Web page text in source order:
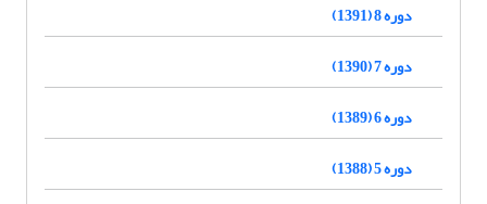
دوره 8 (1391)
دوره 7 (1390)
دوره 6 (1389)
دوره 5 (1388)